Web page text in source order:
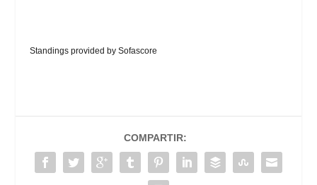
Standings provided bySofascore
COMPARTIR: